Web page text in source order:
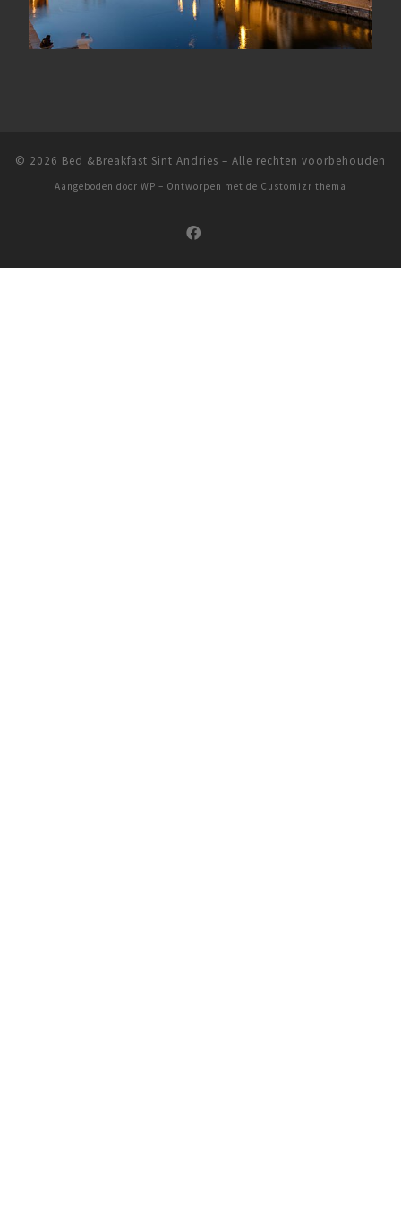
© 2026 Bed &Breakfast Sint Andries – Alle rechten voorbehouden
Aangeboden door WP – Ontworpen met de Customizr thema